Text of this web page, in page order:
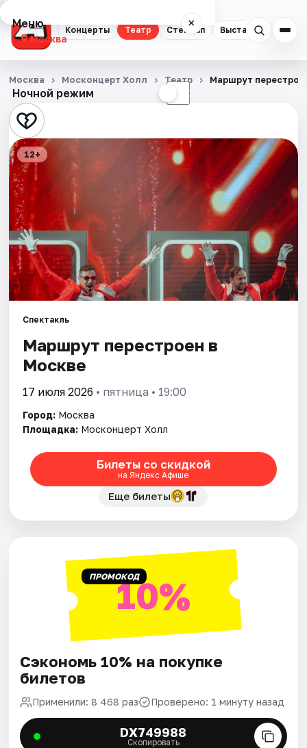
Концерты Театр Стендап Выставки
Меню ×
Москва
Концерты
Театр
Стендап
Выставки
Квесты
Экскурсии
Спорт
События
Города
Площадки
Рейтинги
Ночной режим ☾
Москва Москонцерт Холл Театр Маршрут
12+
Спектакль
Маршрут перестроен в
Москве
17 июля 2026 • пятница • 19:00
Город: Москва
Площадка: Москонцерт Холл
Билеты со скидкой
на Яндекс Афише
Еще билеты
ПРОМОКОД10%
Сэкономь 10% на покупке
билетов
Применили: 8 468 раз Проверено: 1 минуту назад
DX749988
Скопировать